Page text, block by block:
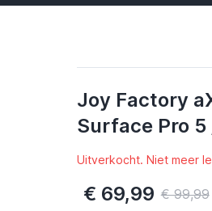
Joy Factory
Surface Pro
Uitverkocht. Niet meer
€ 69,99 € 99,99